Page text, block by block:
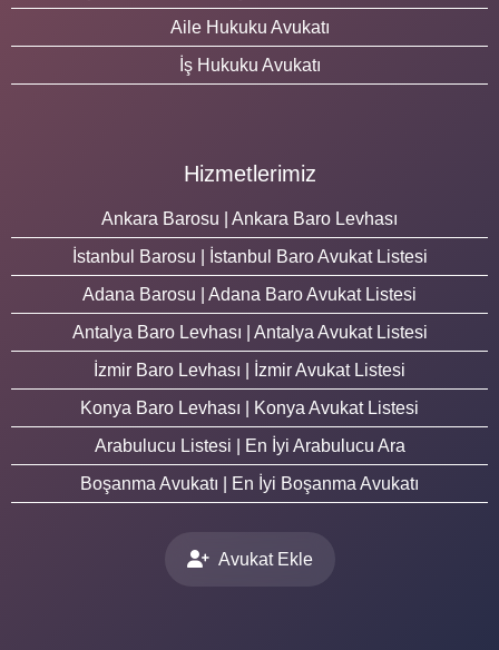
Aile Hukuku Avukatı
İş Hukuku Avukatı
Hizmetlerimiz
Ankara Barosu | Ankara Baro Levhası
İstanbul Barosu | İstanbul Baro Avukat Listesi
Adana Barosu | Adana Baro Avukat Listesi
Antalya Baro Levhası | Antalya Avukat Listesi
İzmir Baro Levhası | İzmir Avukat Listesi
Konya Baro Levhası | Konya Avukat Listesi
Arabulucu Listesi | En İyi Arabulucu Ara
Boşanma Avukatı | En İyi Boşanma Avukatı
Avukat Ekle